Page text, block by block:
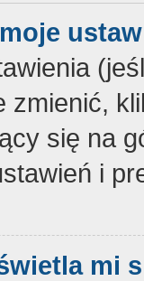
zmienić,
się na
i
mi